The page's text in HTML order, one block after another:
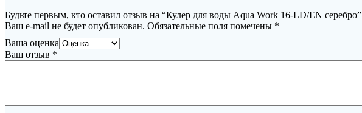
Будьте первым, кто оставил отзыв на “Кулер для воды Aqua Work 16-LD/EN серебро”
Ваш e-mail не будет опубликован. Обязательные поля помечены *
Ваша оценка
Ваш отзыв *